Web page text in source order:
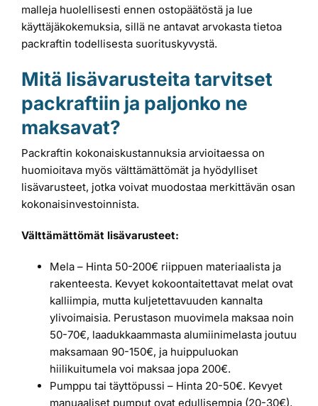
malleja huolellisesti ennen ostopäätöstä ja lue
käyttäjäkokemuksia, sillä ne antavat arvokasta tietoa
packraftin todellisesta suorituskyvystä.
Mitä lisävarusteita tarvitset
packraftiin ja paljonko ne
maksavat?
Packraftin kokonaiskustannuksia arvioitaessa on
huomioitava myös välttämättömät ja hyödylliset
lisävarusteet, jotka voivat muodostaa merkittävän osan
kokonaisinvestoinnista.
Välttämättömät lisävarusteet:
Mela – Hinta 50-200€ riippuen materiaalista ja
rakenteesta. Kevyet kokoontaitettavat melat ovat
kalliimpia, mutta kuljetettavuuden kannalta
ylivoimaisia. Perustason muovimela maksaa noin
50-70€, laadukkaammasta alumiinimelasta joutuu
maksamaan 90-150€, ja huippuluokan
hiilikuitumela voi maksaa jopa 200€.
Pumppu tai täyttöpussi – Hinta 20-50€. Kevyet
manuaaliset pumput ovat edullisempia (20-30€),